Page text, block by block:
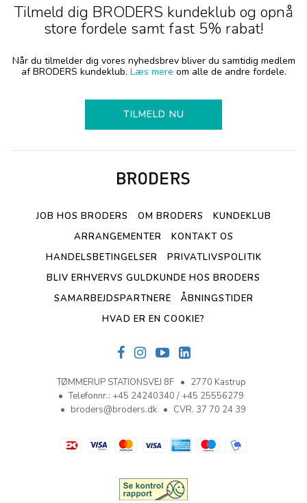
Tilmeld dig BRODERS kundeklub og opnå
store fordele samt fast 5% rabat!
Når du tilmelder dig vores nyhedsbrev bliver du samtidig medlem
af BRODERS kundeklub. Læs mere om alle de andre fordele.
TILMELD NU
JOB HOS BRODERS OM BRODERS
KUNDEKLUB
ARRANGEMENTER
KONTAKT OS
HANDELSBETINGELSER
PRIVATLIVSPOLITIK
BLIV ERHVERVS GULDKUNDE HOS BRODERS
SAMARBEJDSPARTNERE
ÅBNINGSTIDER
HVAD ER EN COOKIE?
TØMMERUP STATIONSVEJ 8F
2770 Kastrup
Telefonnr.: +45 24240340 / +45 25556279
broders@broders.dk
CVR. 37 70 24 39